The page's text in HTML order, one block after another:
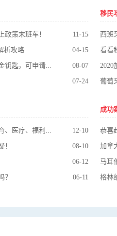
政策末班车！ 11-15
析攻略 04-15
08-07
07-24
移民
西班
看看
2020
12-10
！ 08-10
06-12
？ 06-11
成功
恭喜
加拿
马耳
格林